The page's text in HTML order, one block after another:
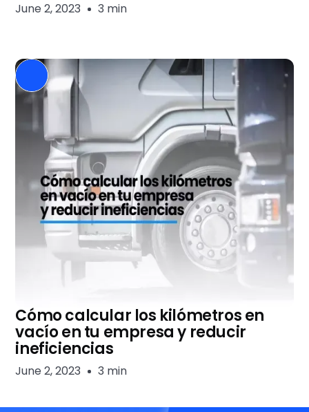
June 2, 2023 3 min
Cómo calcular los kilómetros en
vacío en tu empresa y reducir
ineficiencias
June 2, 2023 3 min